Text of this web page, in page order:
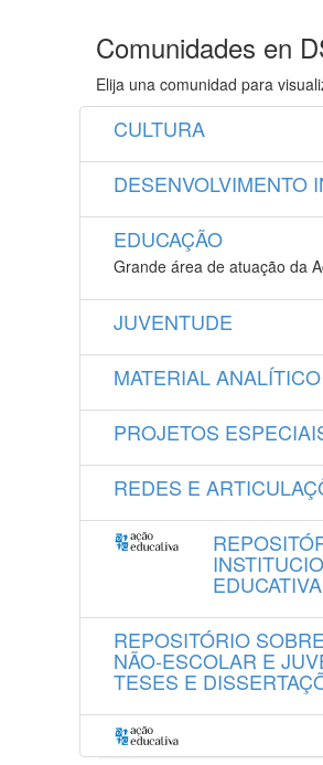
Comunidades en
Elija una comunidad para
CULTURA
DESENVOLVIMENTO
EDUCAÇÃO
Grande área de atuação da
JUVENTUDE
MATERIAL ANALÍTICO
PROJETOS
REDES E
EDUCATIVA
REPOSITÓRIO
NÃO-ESCOLAR E
TESES E